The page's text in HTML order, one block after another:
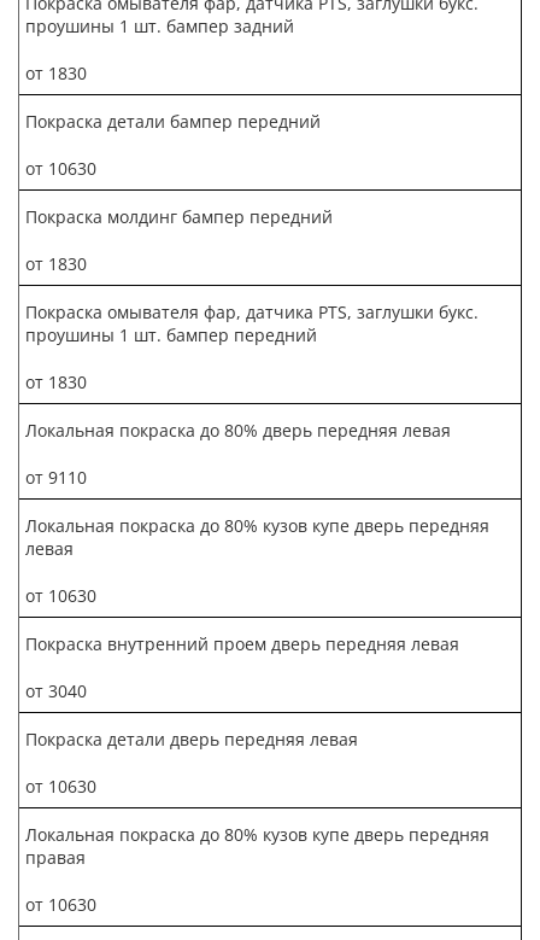
проушины 1 шт. бампер задний
от 1830
Покраска детали бампер передний
от 10630
Покраска молдинг бампер передний
от 1830
Покраска омывателя фар, датчика PTS, заглушки букс.
проушины 1 шт. бампер передний
от 1830
Локальная покраска до 80% дверь передняя левая
от 9110
Локальная покраска до 80% кузов купе дверь передняя
левая
от 10630
Покраска внутренний проем дверь передняя левая
от 3040
Покраска детали дверь передняя левая
от 10630
Локальная покраска до 80% кузов купе дверь передняя
правая
от 10630